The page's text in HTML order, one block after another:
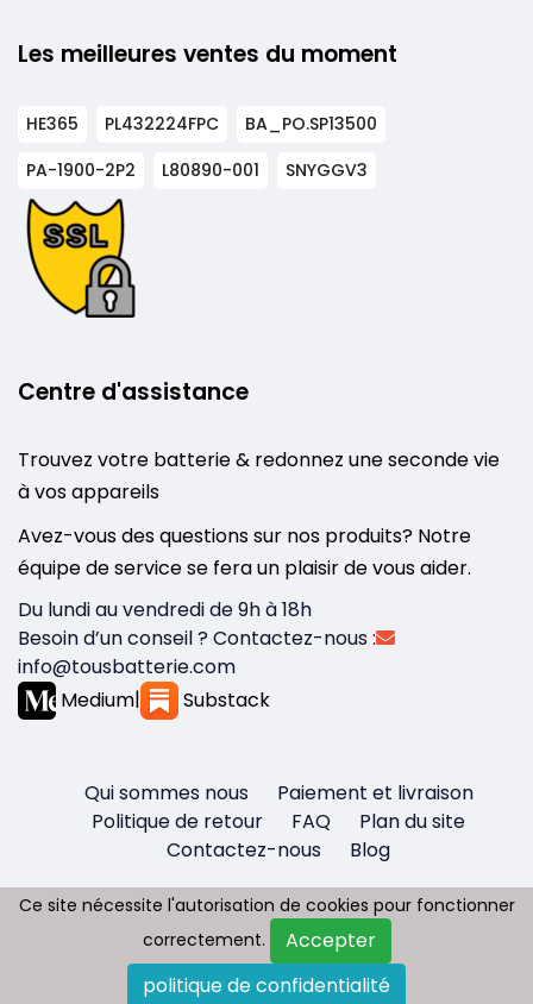
Les meilleures ventes du moment
HE365 PL432224FPC
BA_PO.SP13500
PA-1900-2P2
L80890-001 SNYGGV3
Centre d'assistance
Trouvez votre batterie & redonnez une seconde vie
à vos appareils
Avez-vous des questions sur nos produits? Notre
équipe de service se fera un plaisir de vous aider.
Du lundi au vendredi de 9h à 18h
Besoin d’un conseil ? Contactez-nous :
info@tousbatterie.com
Medium| Substack
Qui sommes nous
Paiement et livraison
Politique de retour
FAQ
Plan du site
Contactez-nous
Blog
Copyright © 2026 - Tous droit réservés
Tousbatterie.com
Ce site nécessite l'autorisation de cookies pour fonctionner
correctement.
Accepter
politique de confidentialité
Ce site nécessite l'autorisation de cookies pour fonctionner
correctement.
Accepter
politique de confidentialité